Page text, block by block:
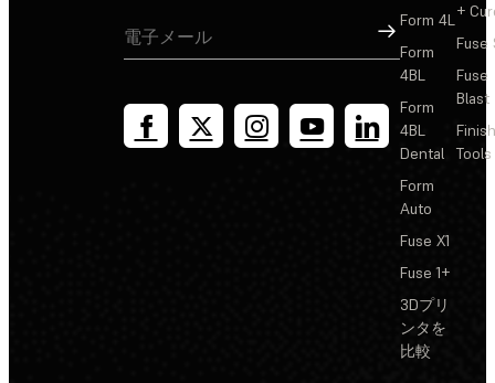
サインアップ
Form 4L
Form
4BL
Form
4BL
Dental
Form
Auto
Fuse X1
Fuse 1+
3Dプリ
ンタを
比較
+
Fuse
Fuse
Blast
Tools